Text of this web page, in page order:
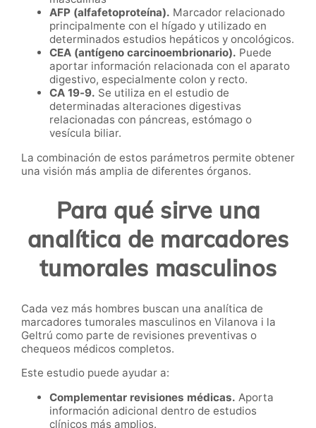
AFP (alfafetoproteína). Marcador relacionado
principalmente con el hígado y utilizado en
determinados estudios hepáticos y oncológicos.
CEA (antígeno carcinoembrionario). Puede
aportar información relacionada con el aparato
digestivo, especialmente colon y recto.
CA 19-9. Se utiliza en el estudio de
determinadas alteraciones digestivas
relacionadas con páncreas, estómago o
vesícula biliar.
La combinación de estos parámetros permite obtener
una visión más amplia de diferentes órganos.
Para qué sirve una
analítica de marcadores
tumorales masculinos
Cada vez más hombres buscan una analítica de
marcadores tumorales masculinos en Vilanova i la
Geltrú como parte de revisiones preventivas o
chequeos médicos completos.
Este estudio puede ayudar a:
Complementar revisiones médicas. Aporta
información adicional dentro de estudios
clínicos más amplios.